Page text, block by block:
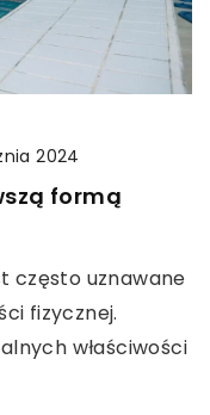
2024
formą
często uznawane
fizycznej.
właściwości